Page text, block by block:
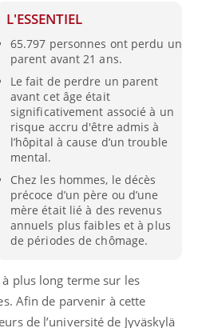
L'ESSENTIEL
65.797 personnes ont perdu un
parent avant 21 ans.
Le fait de perdre un parent
avant cet âge était
significativement associé à un
risque accru d'être admis à
l’hôpital à cause d’un trouble
mental.
Chez les hommes, le décès
précoce d’un père ou d’une
mère était lié à des revenus
annuels plus faibles et à plus
de périodes de chômage.
plus long terme sur les
Afin de parvenir à cette
de l’université de Jyväskylä